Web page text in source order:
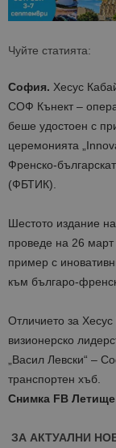
Чуйте статията:
София. Хесус
СОФ Кънект –
беше удостоен с
церемонията
Френско-
(ФБТИК).
Шестото издание
проведе на 26 март
пример с
към българо-
Отличието за
визионерско
„Васил Левски“ –
транспортен хъб.
Снимка FB
ЗА АКТУАЛНИ